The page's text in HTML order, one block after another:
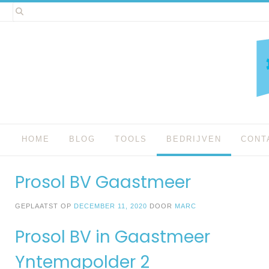
Spring
naar
HOME BLOG TOOLS BEDRIJVEN
Prosol BV Gaastmeer
GEPLAATST OP DECEMBER 11, 2020 DOOR MARC
Prosol BV in Gaastmeer
Yntemapolder 2